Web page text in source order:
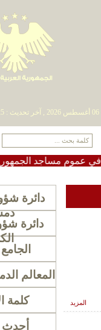
مساجد الجمهورية
دائرة
دائرة
المعالم
كلمة
أحدث
المزيد